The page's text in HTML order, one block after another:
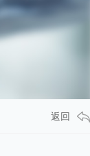
返回